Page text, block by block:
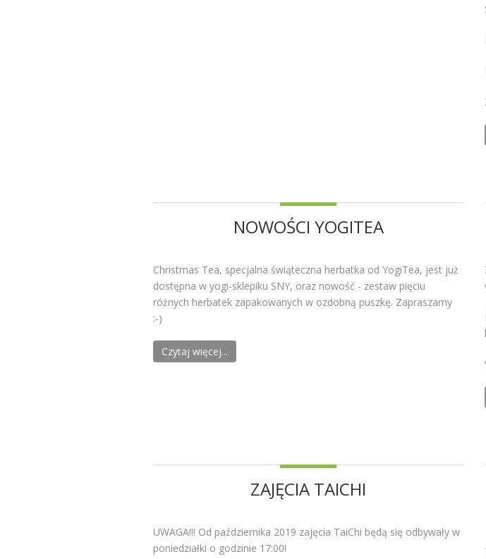
NOWOŚCI YOGITEA
Christmas Tea, specjalna świąteczna herbatka od YogiTea, jest już
dostępna w yogi-sklepiku SNY, oraz nowość - zestaw pięciu
różnych herbatek zapakowanych w ozdobną puszkę. Zapraszamy
:-)
Czytaj więcej...
ZAJĘCIA TAICHI
UWAGA!!! Od października 2019 zajęcia TaiChi będą się odbywały w
poniedziałki o godzinie 17:00!